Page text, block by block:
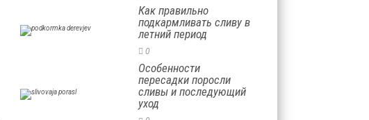
Как правильно
подкармливать сливу в
летний период
0
Особенности
пересадки поросли
сливы и последующий
уход